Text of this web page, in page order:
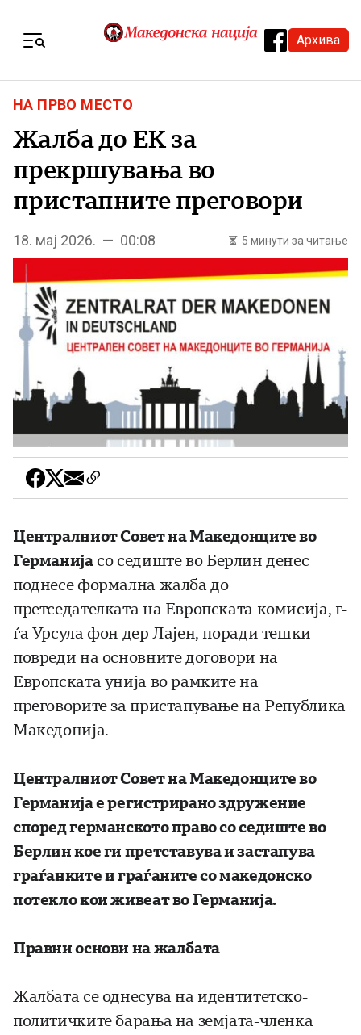
Архива
НА ПРВО МЕСТО
Жалба до ЕК за
прекршувања во
пристапните преговори
18. мај 2026. — 00:08 5 минути за читање
Централниот Совет на Македонците во
Германијасо седиште во Берлин денес
поднесе формална жалба до
претседателката на Европската комисија, г-
ѓа Урсула фон дер Лајен, поради тешки
повреди на основните договори на
Европската унија во рамките на
преговорите за пристапување на Република
Македонија.
Централниот Совет на Македонците во
Германија е регистрирано здружение
според германското право со седиште во
Берлин кое ги претставува и застапува
граѓанките и граѓаните со македонско
потекло кои живеат во Германија.
Правни основи на жалбата
Жалбата се однесува на идентитетско-
политичките барања на земјата-членка